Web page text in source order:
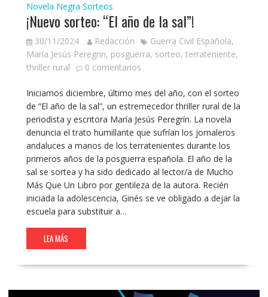
Novela Negra Sorteos
¡Nuevo sorteo: “El año de la sal”!
30/11/2024 Redacción Guerra Civil Española,
María Jesús Peregrin, posguerra, sorteo, terrateniente,
thriller rural
0 comentarios
Iniciamos diciembre, último mes del año, con el sorteo
de “El año de la sal”, un estremecedor thriller rural de la
periodista y escritora María Jesús Peregrín. La novela
denuncia el trato humillante que sufrían los jornaleros
andaluces a manos de los terratenientes durante los
primeros años de la posguerra española. El año de la
sal se sortea y ha sido dedicado al lector/a de Mucho
Más Que Un Libro por gentileza de la autora. Recién
iniciada la adolescencia, Ginés se ve obligado a dejar la
escuela para substituir a…
LEA MÁS